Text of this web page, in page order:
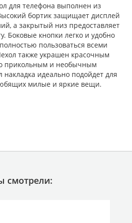
для телефона выполнен из
бортик защищает дисплей
а закрытый низ предоставляет
Боковые кнопки легко и удобно
пользоваться всеми
также украшен красочным
прикольным и необычным
накладка идеально подойдет для
милые и яркие вещи.
смотрели: